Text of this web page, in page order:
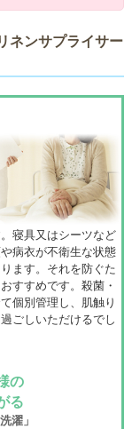
ネンサプライサー
寝具又はシーツなど
病衣が不衛生な状態
ます。それを防ぐた
すすめです。殺菌・
個別管理し、肌触り
ごしいただけるでし
の
る
濯」